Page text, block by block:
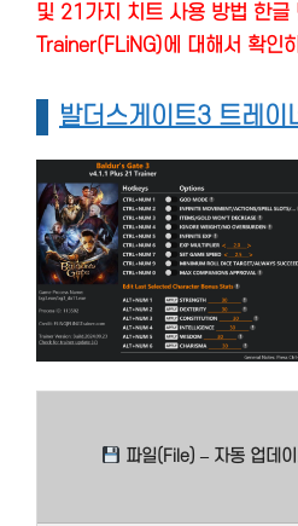
및 21가지 치트 사용 방법 한
Trainer(FLiNG)에 대해서 확인
발더스게이트3 트레이
파일(File) – 자동 업데